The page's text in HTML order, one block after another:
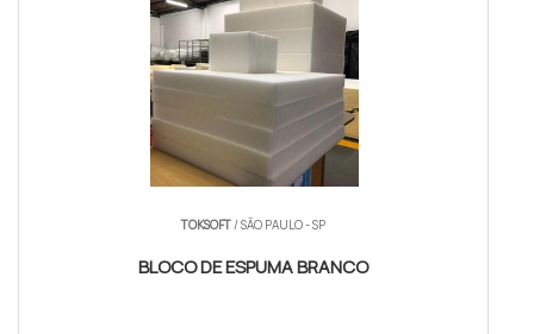
TOKSOFT/ SÃO PAULO - SP
BLOCO DE ESPUMA BRANCO